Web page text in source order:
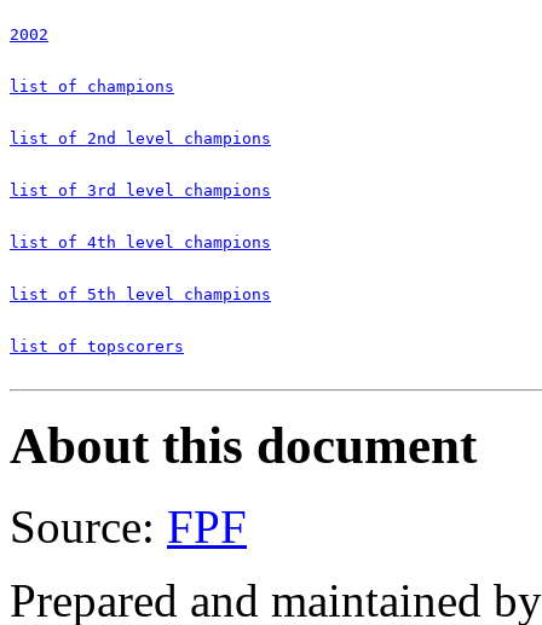
2002
list of champions
list of 2nd level champions
list of 3rd level champions
list of 4th level champions
list of 5th level champions
list of topscorers
About this document
Source: FPF
Prepared and maintained